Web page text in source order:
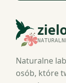
Naturalne
osób, które